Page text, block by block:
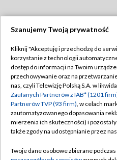
Abonament TVP
Emisja w TVP
Centrum informacji TVP
Naziemna Telewizja
Polityka
Moje
Szanujemy Twoją prywatność
Kliknij "Akceptuję i przechodzę do
korzystanie z technologii
dostęp do informacji na Twoim
przechowywanie oraz na
nas, czyli Telewizję Polską S.A. w
Zaufanych Partnerów z IAB* (1201
Partnerów TVP (93 firm), w celach
zautomatyzowanego dopasowania
mierzenia ich skuteczności) i
także zgody na udostępnianie przez
Twoje dane osobowe zbierane